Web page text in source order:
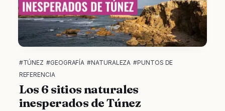
#TÚNEZ #GEOGRAFÍA #NATURALEZA #PUNTOS DE
REFERENCIA
Los 6 sitios naturales
inesperados de Túnez